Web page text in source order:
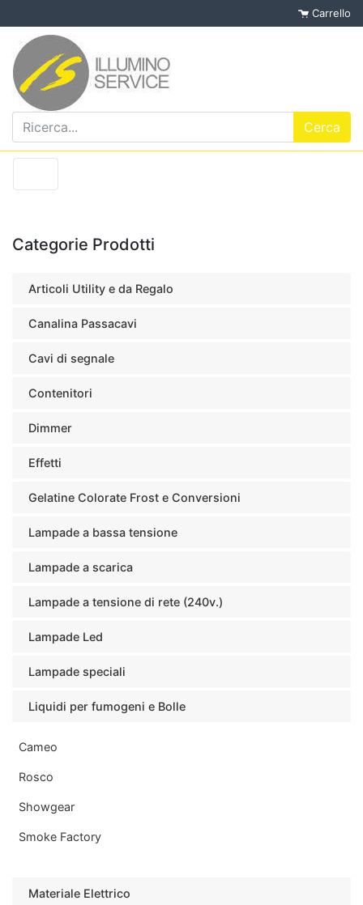
Carrello
Categorie Prodotti
Articoli Utility e da Regalo
Canalina Passacavi
Cavi di segnale
Contenitori
Dimmer
Effetti
Gelatine Colorate Frost e Conversioni
Lampade a bassa tensione
Lampade a scarica
Lampade a tensione di rete (240v.)
Lampade Led
Lampade speciali
Liquidi per fumogeni e Bolle
Cameo
Rosco
Showgear
Smoke Factory
Materiale Elettrico